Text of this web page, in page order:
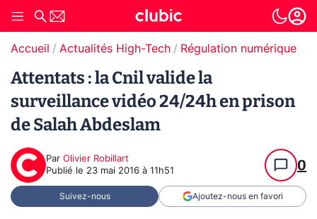
Accueil Actualités High-Tech Régulation numérique
Attentats : la Cnil valide la
surveillance vidéo 24/24h en prison
de Salah Abdeslam
Par Olivier Robillart
Publié le 23 mai 2016 à 11h51 0
Suivez-nous Ajoutez-nous en favori